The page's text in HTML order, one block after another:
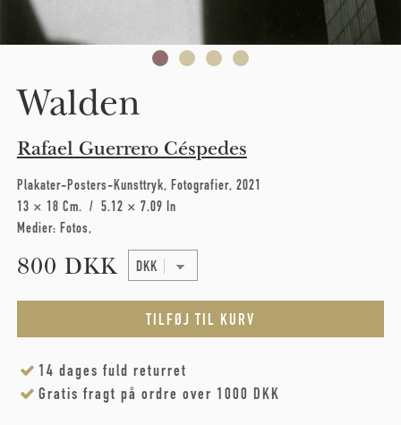
Walden
Rafael Guerrero Céspedes
Plakater-Posters-Kunsttryk Fotografier 2021
13 × 18 Cm
5.12 × 7.09 In
Medier: Fotos
800 DKK
14 dages fuld returret
Gratis fragt på ordre over 1000 DKK